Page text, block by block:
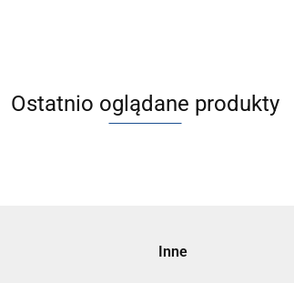
Ostatnio oglądane produkty
Inne